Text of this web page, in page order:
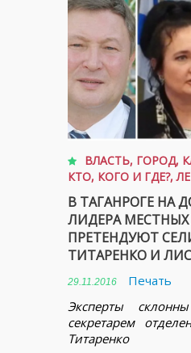
ВЛАСТЬ, ГОРОД,
КТО, КОГО И ГДЕ?,
В ТАГАНРОГЕ НА
ЛИДЕРА
ПРЕТЕНДУЮТ
ТИТАРЕНКО И
29.11.2016
Печать
Эксперты
секретарем
Титаренко